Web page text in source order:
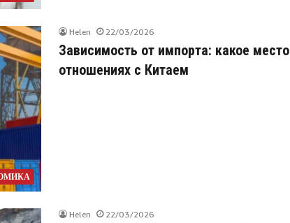
Helen 22/03/2026
Зависимость от импорта: какое
отношениях с Китаем
Helen 22/03/2026